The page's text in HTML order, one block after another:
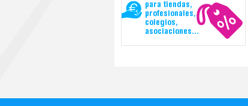
para tiendas,
profesionales,
colegios,
asociaciones...